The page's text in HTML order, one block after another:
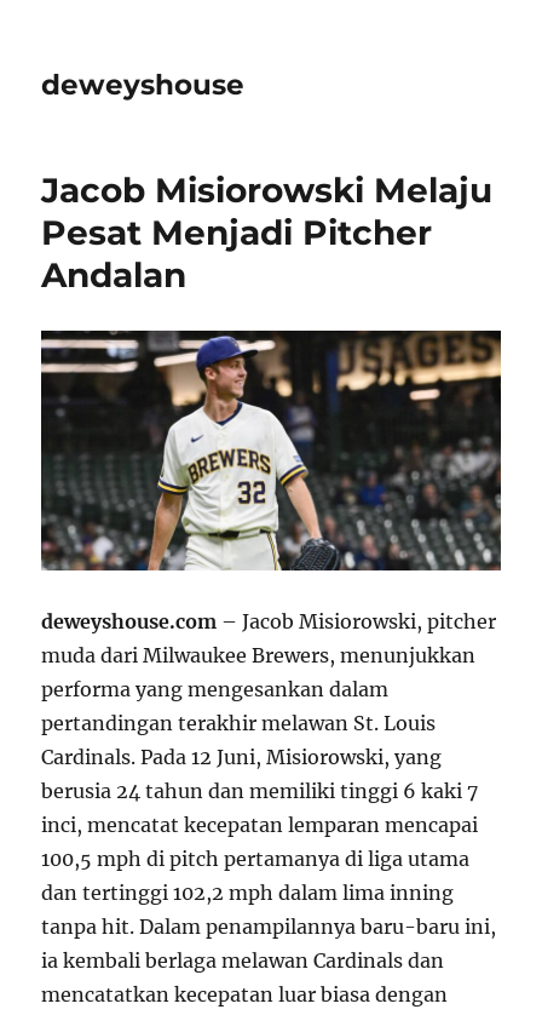
deweyshouse
Jacob Misiorowski Melaju
Pesat Menjadi Pitcher
Andalan
deweyshouse.com – Jacob Misiorowski, pitcher
muda dari Milwaukee Brewers, menunjukkan
performa yang mengesankan dalam
pertandingan terakhir melawan St. Louis
Cardinals. Pada 12 Juni, Misiorowski, yang
berusia 24 tahun dan memiliki tinggi 6 kaki 7
inci, mencatat kecepatan lemparan mencapai
100,5 mph di pitch pertamanya di liga utama
dan tertinggi 102,2 mph dalam lima inning
tanpa hit. Dalam penampilannya baru-baru ini,
ia kembali berlaga melawan Cardinals dan
mencatatkan kecepatan luar biasa dengan